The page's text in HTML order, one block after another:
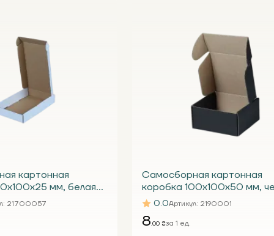
картонная
мм, белая
: 21700057
Самосборная картонная
коробка 100х100х50 мм,
Т24 Е
0.0Артикул: 2190001
8.00 ₴за 1 ед.